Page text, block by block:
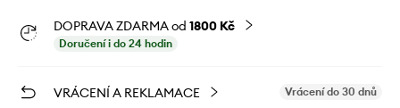
DOPRAVA ZDARMA od 1800 Kč
Doručení i do 24 hodin
VRÁCENÍ A REKLAMACE Vrácení do 30 dnů